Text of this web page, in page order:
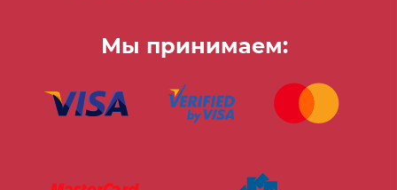
Мы принимаем: